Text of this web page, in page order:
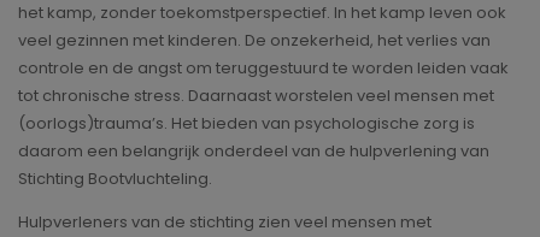
het kamp, zonder toekomstperspectief. In het kamp leven ook
veel gezinnen met kinderen. De onzekerheid, het verlies van
controle en de angst om teruggestuurd te worden leiden vaak
tot chronische stress. Daarnaast worstelen veel mensen met
(oorlogs)trauma’s. Het bieden van psychologische zorg is
daarom een belangrijk onderdeel van de hulpverlening van
Stichting Bootvluchteling.
Hulpverleners van de stichting zien veel mensen met